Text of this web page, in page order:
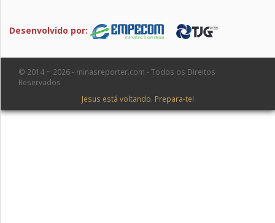
Desenvolvido por:
© 2014 ~ 2026 - minasreporter.com - Todos os Direitos
Reservados
Jesus está voltando. Prepara-te!